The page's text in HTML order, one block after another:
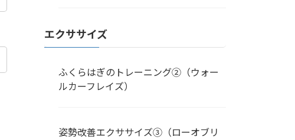
エクササイズ
ふくらはぎのトレーニング②（ウォー
ルカーフレイズ）
姿勢改善エクササイズ③（ローオブリ